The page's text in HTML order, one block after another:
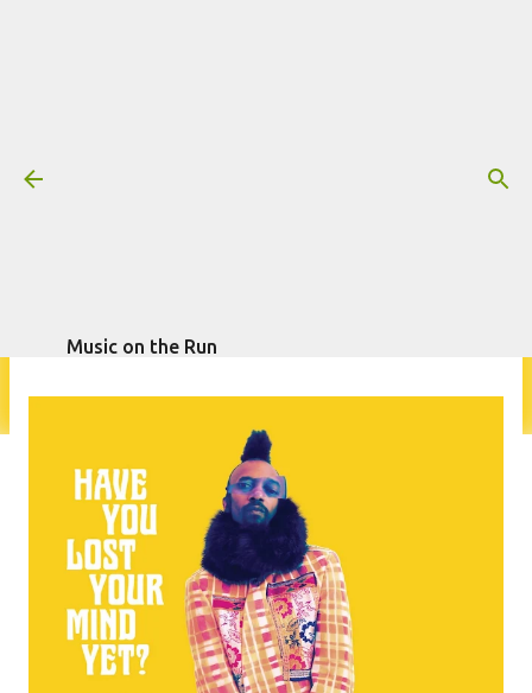
Music on the Run
Resenha: Fantastic Negrito - Have